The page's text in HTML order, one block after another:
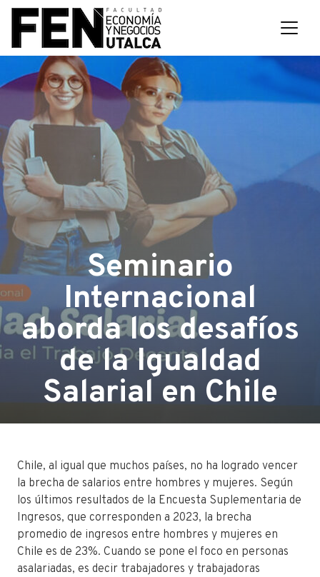
Seminario
Internacional
aborda los desafíos
de la Igualdad
Salarial en Chile
Chile, al igual que muchos países, no ha logrado vencer
la brecha de salarios entre hombres y mujeres. Según
los últimos resultados de la Encuesta Suplementaria de
Ingresos, que corresponden a 2023, la brecha
promedio de ingresos entre hombres y mujeres en
Chile es de 23%. Cuando se pone el foco en personas
asalariadas, es decir trabajadores y trabajadoras